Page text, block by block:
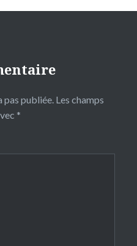
pas publiée. Les champs
*